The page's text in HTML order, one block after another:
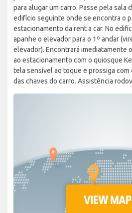
para alugar um carro. Passe pela sala
edifício seguinte onde se encontra o
estacionamento da rent a car. No
apanhe o elevador para o 1º andar
elevador). Encontrará imediatamente
ao estacionamento com o quiosque
tela sensível ao toque e prossiga
das chaves do carro. Assistência